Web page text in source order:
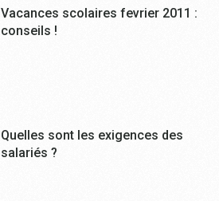
Vacances scolaires fevrier 2011 :
conseils !
Quelles sont les exigences des
salariés ?